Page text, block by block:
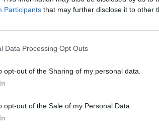
Participants that may further disclose it to other
Data Processing Opt Outs
opt-out of the Sharing of my personal data.
opt-out of the Sale of my Personal Data.